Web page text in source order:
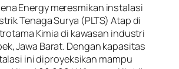
Energy meresmikan instalasi
Tenaga Surya (PLTS) Atap di
Kimia di kawasan industri
Jawa Barat. Dengan kapasitas
ini diproyeksikan mampu